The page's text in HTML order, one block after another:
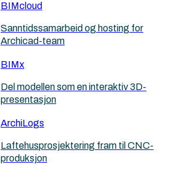
BIMcloud
Sanntidssamarbeid og hosting for
Archicad-team
BIMx
Del modellen som en interaktiv 3D-
presentasjon
ArchiLogs
Laftehusprosjektering fram til CNC-
produksjon